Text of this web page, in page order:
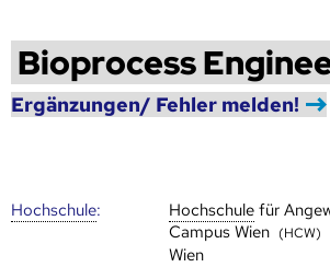
Bioprocess
Ergänzungen/ Fehler melden!
Hoch­schule: Hoch­schule für
Campus Wien (HCW)
Wien